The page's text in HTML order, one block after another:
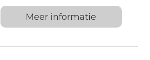
Meer informatie